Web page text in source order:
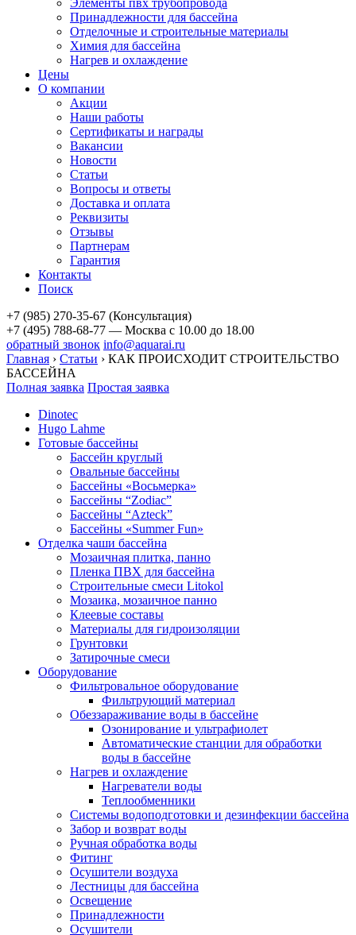
Элементы пвх трубопровода
Принадлежности для бассейна
Отделочные и строительные материалы
Химия для бассейна
Нагрев и охлаждение
Цены
О компании
Акции
Наши работы
Сертификаты и награды
Вакансии
Новости
Статьи
Вопросы и ответы
Доставка и оплата
Реквизиты
Отзывы
Партнерам
Гарантия
Контакты
Поиск
+7 (985) 270-35-67 (Консультация)
+7 (495) 788-68-77 — Москва с 10.00 до 18.00
обратный звонок info@aquarai.ru
Главная › Статьи › КАК ПРОИСХОДИТ СТРОИТЕЛЬСТВО
БАССЕЙНА
Полная заявка Простая заявка
Dinotec
Hugo Lahme
Готовые бассейны
Бассейн круглый
Овальные бассейны
Бассейны «Восьмерка»
Бассейны “Zodiac”
Бассейны “Azteck”
Бассейны «Summer Fun»
Отделка чаши бассейна
Мозаичная плитка, панно
Пленка ПВХ для бассейна
Строительные смеси Litokol
Мозаика, мозаичное панно
Клеевые составы
Материалы для гидроизоляции
Грунтовки
Затирочные смеси
Оборудование
Фильтровальное оборудование
Фильтрующий материал
Обеззараживание воды в бассейне
Озонирование и ультрафиолет
Автоматические станции для обработки
воды в бассейне
Нагрев и охлаждение
Нагреватели воды
Теплообменники
Системы водоподготовки и дезинфекции бассейна
Забор и возврат воды
Ручная обработка воды
Фитинг
Осушители воздуха
Лестницы для бассейна
Освещение
Принадлежности
Осушители